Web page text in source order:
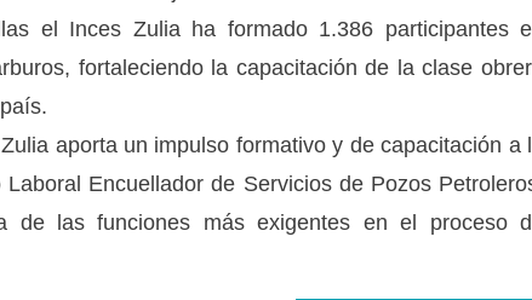
el Inces Zulia ha formado 1.386 participantes
fortaleciendo la capacitación de la clase
aporta un impulso formativo y de capacitación a
Encuellador de Servicios de Pozos
de las funciones más exigentes en el proceso